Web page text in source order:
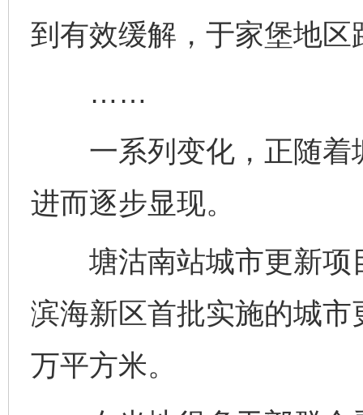
到有效缓解，于家堡地
……
一系列变化，正随着
进而逐步显现。
塘沽南站城市更新项
滨海新区首批实施的城
万平方米。